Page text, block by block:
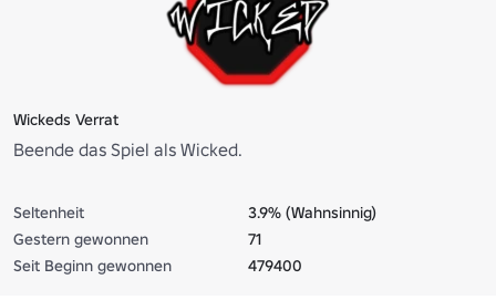
Wickeds Verrat
Beende das Spiel als Wicked.
Seltenheit
3.9% (Wahnsinnig)
Gestern gewonnen
71
Seit Beginn gewonnen
479400